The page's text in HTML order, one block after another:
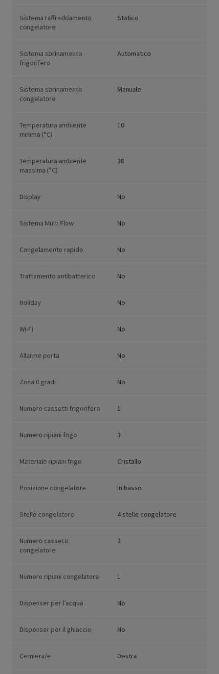
Sistema raffreddamento
congelatore
Statico
Sistema sbrinamento
frigorifero
Automatico
Sistema sbrinamento
congelatore
Manuale
Temperatura ambiente
minima (°C)
10
Temperatura ambiente
massima (°C)
38
Display No
Sistema Multi Flow No
Congelamento rapido No
Trattamento antibatterico No
Holiday No
Wi-Fi No
Allarme porta No
Zona 0 gradi No
Numero cassetti frigorifero 1
Numero ripiani frigo 3
Materiale ripiani frigo Cristallo
Posizione congelatore In basso
Stelle congelatore 4 stelle congelatore
Numero cassetti
congelatore
2
Numero ripiani congelatore 1
Dispenser per l’acqua No
Dispenser per il ghiaccio No
Cerniera/e Destra